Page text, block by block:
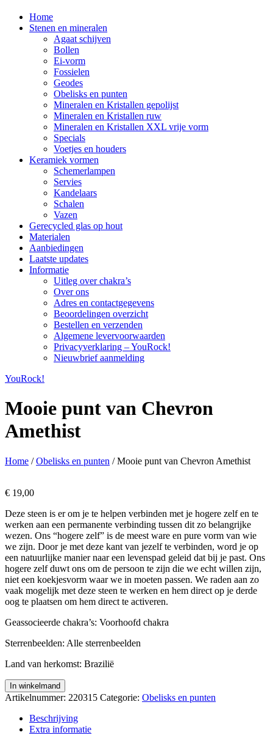
Home
Stenen en mineralen
Agaat schijven
Bollen
Ei-vorm
Fossielen
Geodes
Obelisks en punten
Mineralen en Kristallen gepolijst
Mineralen en Kristallen ruw
Mineralen en Kristallen XXL vrije vorm
Specials
Voetjes en houders
Keramiek vormen
Schemerlampen
Servies
Kandelaars
Schalen
Vazen
Gerecycled glas op hout
Materialen
Aanbiedingen
Laatste updates
Informatie
Uitleg over chakra’s
Over ons
Adres en contactgegevens
Beoordelingen overzicht
Bestellen en verzenden
Algemene levervoorwaarden
Privacyverklaring – YouRock!
Nieuwbrief aanmelding
YouRock!
Mooie punt van Chevron
Amethist
Home /Obelisks en punten / Mooie punt van Chevron Amethist
€ 19,00
Deze steen is er om je te helpen verbinden met je hogere zelf en te
werken aan een permanente verbinding tussen dit zo belangrijke
wezen. Ons “hogere zelf” is de meest ware en pure vorm van wie
we zijn. Door je met deze kant van jezelf te verbinden, word je op
een natuurlijke manier naar een levenspad geleid dat bij je past. Ons
hogere zelf duwt ons om de persoon te zijn die we echt willen zijn,
niet een koekjesvorm waar we in moeten passen. We raden aan zo
vaak mogelijk met deze steen te werken en hem direct op je derde
oog te plaatsen om hem direct te activeren.
Geassocieerde chakra’s: Voorhoofd chakra
Sterrenbeelden: Alle sterrenbeelden
Land van herkomst: Brazilië
Mooie
punt
Chevron
Amethist
In winkelmand
Artikelnummer: 220315 Categorie: Obelisks en punten
Beschrijving
Extra informatie